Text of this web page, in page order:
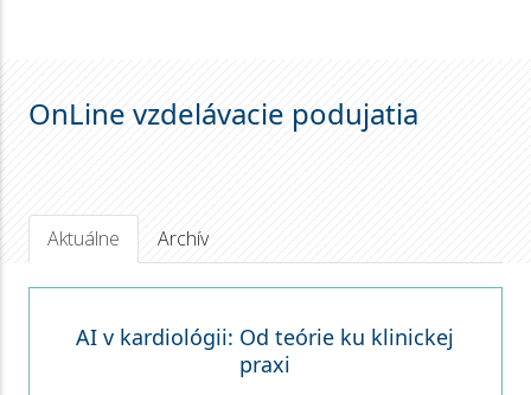
OnLine vzdelávacie podujatia
Aktuálne Archív
AI v kardiológii: Od teórie ku klinickej
praxi